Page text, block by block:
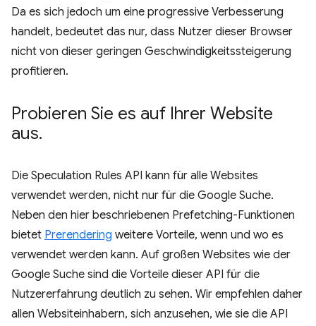
Da es sich jedoch um eine progressive Verbesserung
handelt, bedeutet das nur, dass Nutzer dieser Browser
nicht von dieser geringen Geschwindigkeitssteigerung
profitieren.
Probieren Sie es auf Ihrer Website
aus.
Die Speculation Rules API kann für alle Websites
verwendet werden, nicht nur für die Google Suche.
Neben den hier beschriebenen Prefetching-Funktionen
bietet Prerendering weitere Vorteile, wenn und wo es
verwendet werden kann. Auf großen Websites wie der
Google Suche sind die Vorteile dieser API für die
Nutzererfahrung deutlich zu sehen. Wir empfehlen daher
allen Websiteinhabern, sich anzusehen, wie sie die API